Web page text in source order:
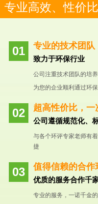
专业高效、性价
专业的技术团队
致力于环保行业
公司注重技术团队的培
为您的企业顺利通过环
超高性价比，一
公司遵循规范化、
与各个环评专家老师有
捷
值得信赖的合作
优质的服务合作千
专业的服务，一诺千金